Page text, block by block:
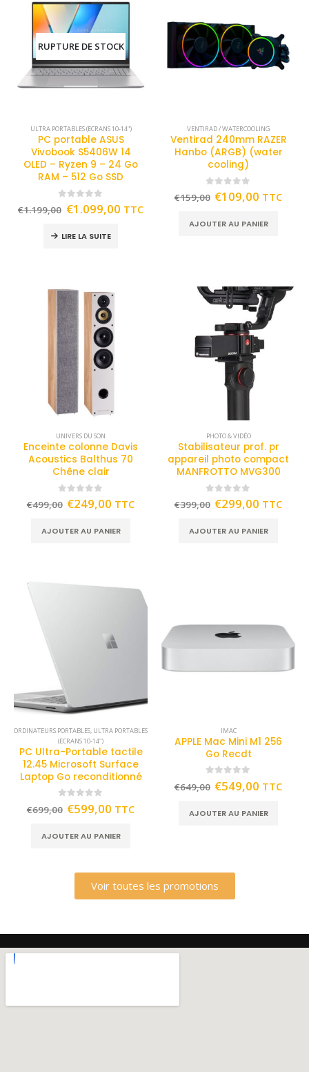
RUPTURE DE STOCK
ULTRA PORTABLES (ECRANS 10-14")
PC portable ASUS
Vivobook S5406W 14
OLED – Ryzen 9 – 24 Go
RAM – 512 Go SSD
out of 5
€1.199,00 €1.099,00 TTC
LIRE LA SUITE
VENTIRAD / WATERCOOLING
Ventirad 240mm RAZER
Hanbo (ARGB) (water
cooling)
out of 5
€159,00 €109,00 TTC
AJOUTER AU PANIER
UNIVERS DU SON
Enceinte colonne Davis
Acoustics Balthus 70
Chêne clair
out of 5
€499,00 €249,00 TTC
AJOUTER AU PANIER
PHOTO & VIDÉO
Stabilisateur prof. pr
appareil photo compact
MANFROTTO MVG300
out of 5
€399,00 €299,00 TTC
AJOUTER AU PANIER
ORDINATEURS PORTABLES, ULTRA PORTABLES
(ECRANS 10-14")
PC Ultra-Portable tactile
12.45 Microsoft Surface
Laptop Go reconditionné
out of 5
€699,00 €599,00 TTC
AJOUTER AU PANIER
IMAC
APPLE Mac Mini M1 256
Go Recdt
out of 5
€649,00 €549,00 TTC
AJOUTER AU PANIER
Voir toutes les promotions